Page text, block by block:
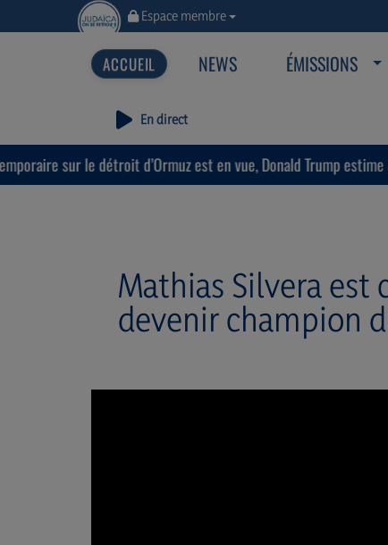
Espace membre
NEWS ÉMISSIONS
En direct
détroit d’Ormuz est en vue, Donald Trump estime que « la
Mathias Silvera est
devenir champion